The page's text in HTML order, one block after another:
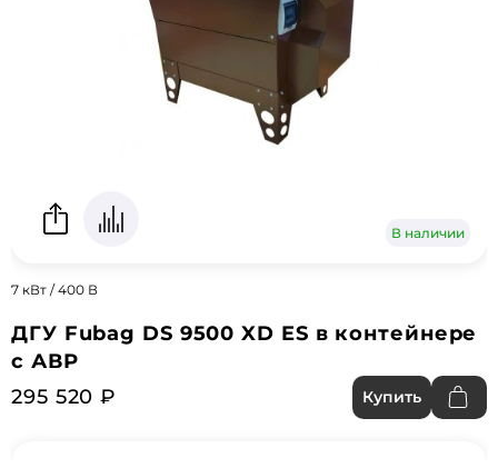
В наличии
7 кВт / 400 В
ДГУ Fubag DS 9500 XD ES в контейнере
с АВР
295 520 ₽
Купить